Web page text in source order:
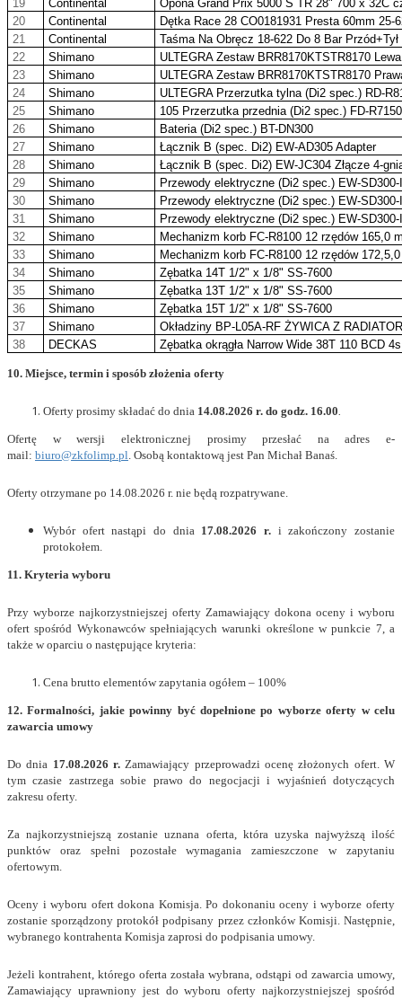
19 Continental
Opona Grand Prix 5000 S TR 28" 700 x 32C
20
Continental
Dętka Race 28 CO0181931 Presta 60mm 25-
21
Continental
Taśma Na Obręcz 18-622 Do 8 Bar Przód+Tył
22
Shimano
ULTEGRA Zestaw BRR8170KTSTR8170
23
Shimano
ULTEGRA Zestaw BRR8170KTSTR8170
24
Shimano
ULTEGRA Przerzutka tylna (Di2 spec.) RD-
25
Shimano
105 Przerzutka przednia (Di2 spec.) FD-R7150
26
Shimano
Bateria (Di2 spec.) BT-DN300
27
Shimano
Łącznik B (spec. Di2) EW-AD305 Adapter
28
Shimano
Łącznik B (spec. Di2) EW-JC304 Złącze 4-
29
Shimano
Przewody elektryczne (Di2 spec.) EW-
30
Shimano
Przewody elektryczne (Di2 spec.) EW-
31
Shimano
Przewody elektryczne (Di2 spec.) EW-
32
Shimano
Mechanizm korb FC-R8100 12 rzędów 165,0
33
Shimano
Mechanizm korb FC-R8100 12 rzędów
34
Shimano
Zębatka 14T 1/2" x 1/8" SS-7600
35
Shimano
Zębatka 13T 1/2" x 1/8" SS-7600
36
Shimano
Zębatka 15T 1/2" x 1/8" SS-7600
37
Shimano
Okładziny BP-L05A-RF ŻYWICA Z
38
DECKAS Zębatka okrągła Narrow Wide 38T 110 BCD 4s
10. Miejsce, termin i sposób złożenia oferty
Oferty prosimy składać do dnia 14.08.2026 r. do godz. 16.00.
Ofertę w wersji elektronicznej prosimy przesłać na adres e-
mail: biuro@zkfolimp.pl. Osobą kontaktową jest Pan Michał Banaś.
Oferty otrzymane po 14.08.2026 r. nie będą rozpatrywane.
Wybór ofert nastąpi do dnia 17.08.2026 r. i zakończony zostanie
protokołem.
11. Kryteria wyboru
Przy wyborze najkorzystniejszej oferty Zamawiający dokona oceny i wyboru
ofert spośród Wykonawców spełniających warunki określone w punkcie 7, a
także w oparciu o następujące kryteria:
Cena brutto elementów zapytania ogółem – 100%
12. Formalności, jakie powinny być dopełnione po wyborze oferty w celu
zawarcia umowy
Do dnia 17.08.2026 r. Zamawiający przeprowadzi ocenę złożonych ofert. W
tym czasie zastrzega sobie prawo do negocjacji i wyjaśnień dotyczących
zakresu oferty.
Za najkorzystniejszą zostanie uznana oferta, która uzyska najwyższą ilość
punktów oraz spełni pozostałe wymagania zamieszczone w zapytaniu
ofertowym.
Oceny i wyboru ofert dokona Komisja. Po dokonaniu oceny i wyborze oferty
zostanie sporządzony protokół podpisany przez członków Komisji. Następnie,
wybranego kontrahenta Komisja zaprosi do podpisania umowy.
Jeżeli kontrahent, którego oferta została wybrana, odstąpi od zawarcia umowy,
Zamawiający uprawniony jest do wyboru oferty najkorzystniejszej spośród